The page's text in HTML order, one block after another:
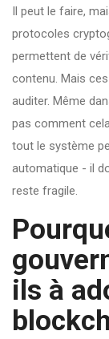
Il peut le faire,
protocoles
permettent de
contenu. Mais
auditer. Même
pas comment
tout le système
automatique - il
reste fragile.
ils à